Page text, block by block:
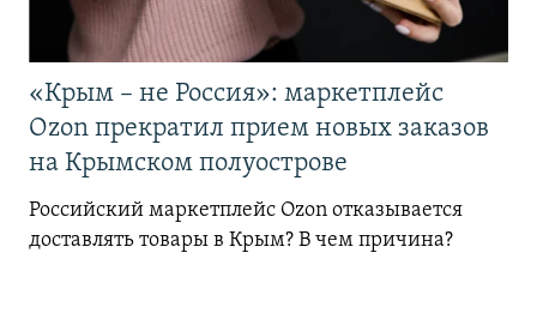
«Крым – не Россия»: маркетплейс
Ozon прекратил прием новых заказов
на Крымском полуострове
Российский маркетплейс Ozon отказывается
доставлять товары в Крым? В чем причина?